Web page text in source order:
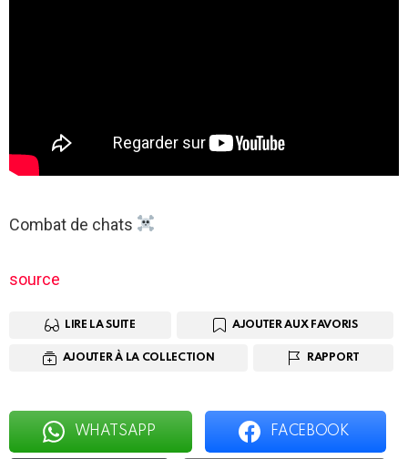
Combat de chats
source
LIRE LA SUITE AJOUTER AUX FAVORIS
AJOUTER À LA COLLECTION RAPPORT
WHATSAPP FACEBOOK